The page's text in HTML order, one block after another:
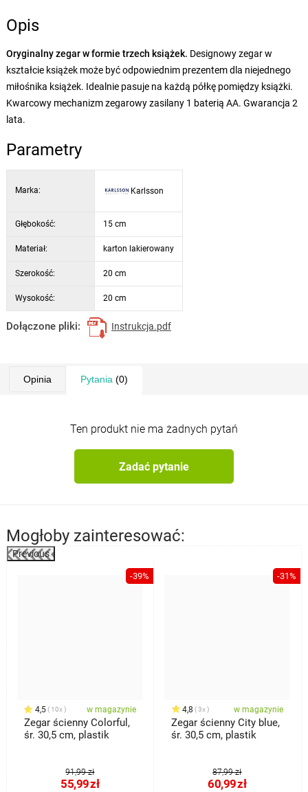
Opis
Oryginalny zegar w formie trzech książek. Designowy zegar w
kształcie książek może być odpowiednim prezentem dla niejednego
miłośnika książek. Idealnie pasuje na każdą półkę pomiędzy książki.
Kwarcowy mechanizm zegarowy zasilany 1 baterią AA. Gwarancja 2
lata.
Parametry
Marka: Karlsson
Głębokość: 15 cm
Materiał: karton lakierowany
Szerokość: 20 cm
Wysokość: 20 cm
Dołączone pliki: Instrukcja.pdf
Opinia Pytania (0)
Ten produkt nie ma żadnych pytań
Zadać pytanie
Mogłoby zainteresować:
Previous
-39%
4,5 10x w magazynie
Zegar ścienny Colorful,
śr. 30,5 cm, plastik
91,99 zł
55,99zł
-31%
4,8 3x w magazynie
Zegar ścienny City blue,
śr. 30,5 cm, plastik
87,99 zł
60,99zł